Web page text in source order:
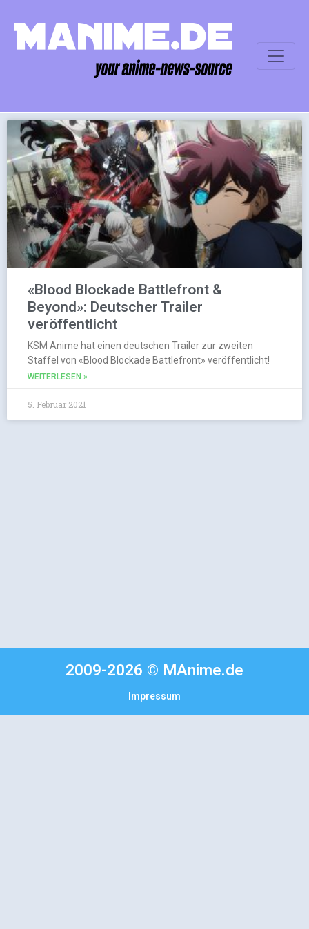
«Blood Blockade Battlefront &
Beyond»: Deutscher Trailer
veröffentlicht
KSM Anime hat einen deutschen Trailer zur zweiten
Staffel von «Blood Blockade Battlefront» veröffentlicht!
WEITERLESEN »
5. Februar 2021
2009-2026 © MAnime.de
Impressum